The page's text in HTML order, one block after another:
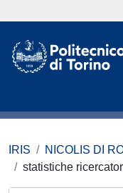
IRIS
NICOLIS DI
statistiche